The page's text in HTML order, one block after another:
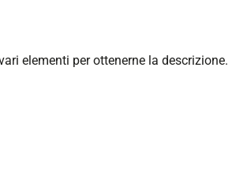
elementi per ottenerne la descrizione.